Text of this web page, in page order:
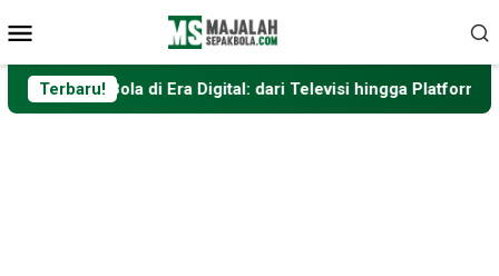
ke
kontenMobile
Terbaru!
di Era Digital: dari Televisi hingga Platform Streaming